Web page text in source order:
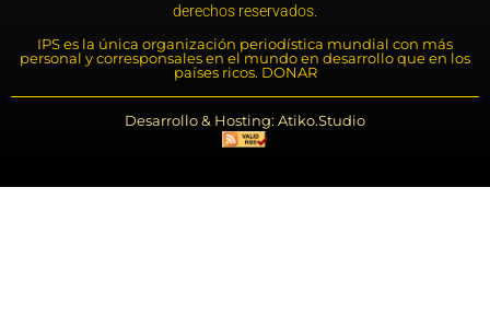
derechos reservados.
IPS es la única organización periodística mundial con más
personal y corresponsales en el mundo en desarrollo que en los
países ricos. DONAR
Desarrollo & Hosting: Atiko.Studio